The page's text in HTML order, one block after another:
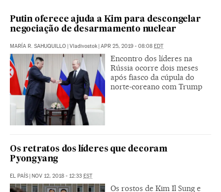
Putin oferece ajuda a Kim para descongelar
negociação de desarmamento nuclear
MARÍA R. SAHUQUILLO Vladivostok APR 25, 2019 - 08:08 EDT
Encontro dos líderes na
Rússia ocorre dois meses
após fiasco da cúpula do
norte-coreano com Trump
Os retratos dos líderes que decoram
Pyongyang
EL PAÍS NOV 12, 2018 - 12:33 EST
Os rostos de Kim Il Sung e